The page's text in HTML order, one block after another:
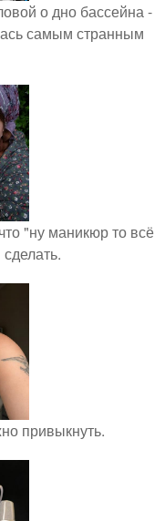
о дно бассейна -
самым странным
"ну маникюр то всё
привыкнуть.